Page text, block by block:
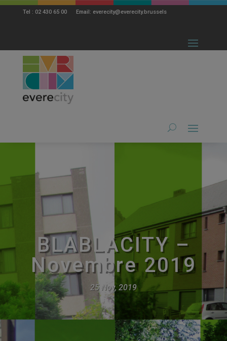
Tel : 02 430 65 00 Email: everecity@everecity.brussels
BLABLACITY –
Novembre 2019
25 Nov, 2019
modal-check